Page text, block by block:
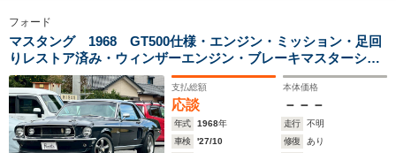
フォード
マスタング 1968 GT500仕様・エンジン・ミッション・足回
りレストア済み・ウィンザーエンジン・ブレーキマスターシリ
ンダー作成・ワンオフ電動ファン・サーペンタイン
支払総額
応談
本体価格
－－－
年式 1968年 走行
不明
車検
'27/10 修復
あり